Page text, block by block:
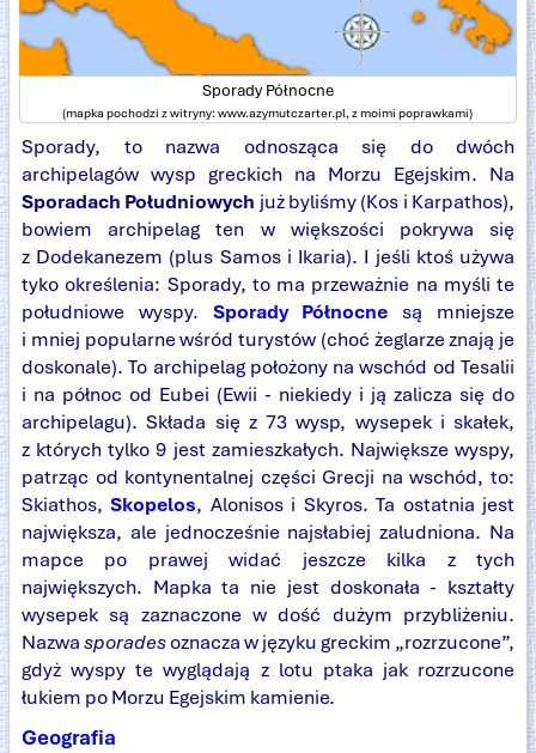
Sporady Północne
(mapka pochodzi z witryny: www.azymutczarter.pl, z moimi poprawkami)
Sporady, to nazwa odnosząca się do dwóch
archipelagów wysp greckich na Morzu Egejskim. Na
Sporadach Południowych już byliśmy (Kos i Karpathos),
bowiem archipelag ten w większości pokrywa się
z Dodekanezem (plus Samos i Ikaria). I jeśli ktoś używa
tyko określenia: Sporady, to ma przeważnie na myśli te
południowe wyspy. Sporady Północne są mniejsze
i mniej popularne wśród turystów (choć żeglarze znają je
doskonale). To archipelag położony na wschód od Tesalii
i na północ od Eubei (Ewii - niekiedy i ją zalicza się do
archipelagu). Składa się z 73 wysp, wysepek i skałek,
z których tylko 9 jest zamieszkałych. Największe wyspy,
patrząc od kontynentalnej części Grecji na wschód, to:
Skiathos,Skopelos, Alonisos i Skyros. Ta ostatnia jest
największa, ale jednocześnie najsłabiej zaludniona. Na
mapce po prawej widać jeszcze kilka z tych
największych. Mapka ta nie jest doskonała - kształty
wysepek są zaznaczone w dość dużym przybliżeniu.
Nazwasporadesoznacza w języku greckim „rozrzucone”,
gdyż wyspy te wyglądają z lotu ptaka jak rozrzucone
łukiem po Morzu Egejskim kamienie.
Geografia